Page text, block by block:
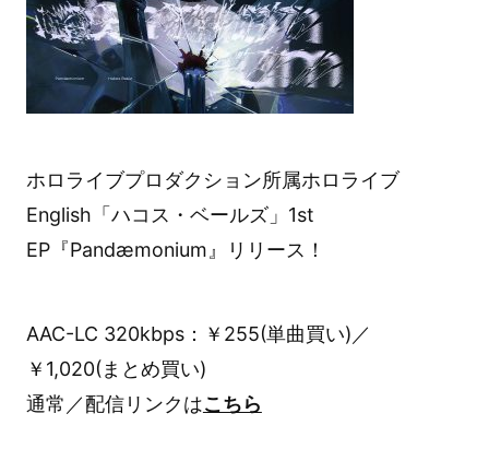
ホロライブプロダクション所属ホロライブ
English「ハコス・ベールズ」1st
EP『Pandæmonium』リリース！
AAC-LC 320kbps：￥255(単曲買い)／
￥1,020(まとめ買い)
通常／配信リンクはこちら